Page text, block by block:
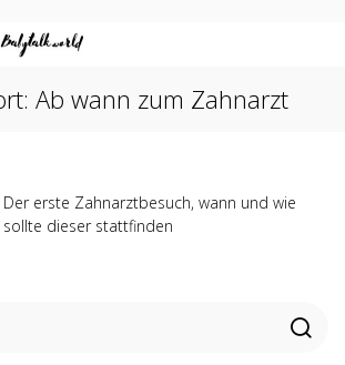
Ab wann zum Zahnarzt
Der erste Zahnarztbesuch, wann und wie
sollte dieser stattfinden